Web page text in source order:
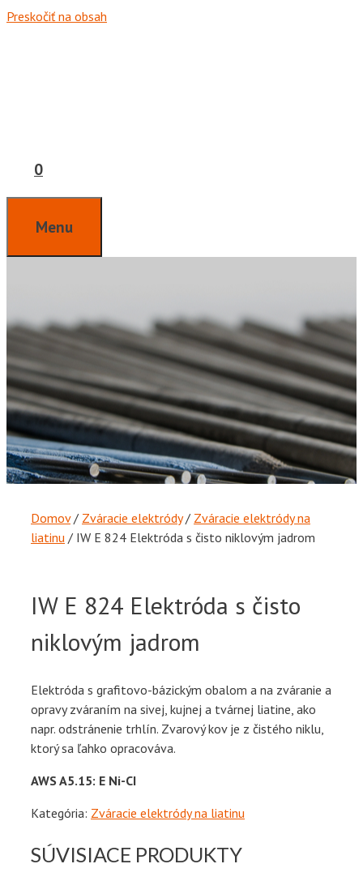
Preskočiť na obsah
0
Menu
Domov/ Zváracie elektródy/ Zváracie elektródy na
liatinu / IW E 824 Elektróda s čisto niklovým jadrom
IW E 824 Elektróda s čisto
niklovým jadrom
Elektróda s grafitovo-bázickým obalom a na zváranie a
opravy zváraním na sivej, kujnej a tvárnej liatine, ako
napr. odstránenie trhlín. Zvarový kov je z čistého niklu,
ktorý sa ľahko opracováva.
AWS A5.15: E Ni-CI
Kategória: Zváracie elektródy na liatinu
SÚVISIACE PRODUKTY